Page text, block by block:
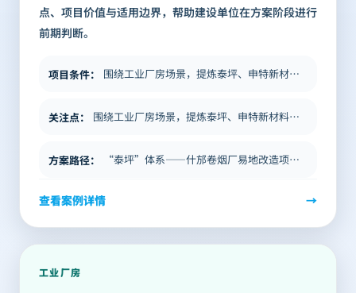
点、项目价值与适用边界，帮助建设单位在方案阶段进行
前期判断。
项目条件： 围绕工业厂房场景，提炼泰坪、申特新材料相关方案要点、项目价值与适用边界，帮助建设单位在方案阶段进行前期判断。
关注点： 围绕工业厂房场景，提炼泰坪、申特新材料相关方案要点、项目价值与适用边界，帮助建设单位在方案阶段进行前期判断。
方案路径： “泰坪”体系——什邡卷烟厂易地改造项目实现120m超长少缝整体地坪 文章导语 本文为官网整理版，基于原公众号内容进行…
查看案例详情 →
工业厂房